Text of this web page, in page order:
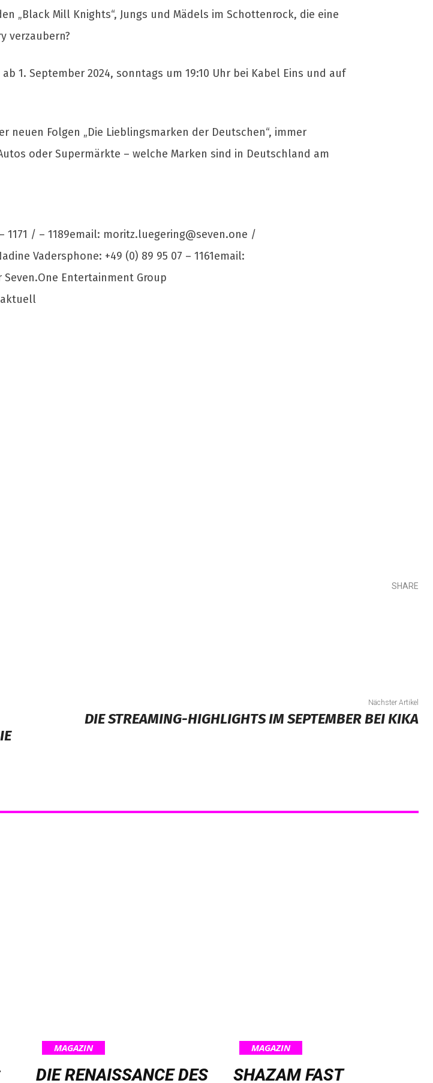
„Black Mill Knights“, Jungs und Mädels im Schottenrock, die eine
verzaubern?
1. September 2024, sonntags um 19:10 Uhr bei Kabel Eins und auf
Folgen „Die Lieblingsmarken der Deutschen“, immer
oder Supermärkte – welche Marken sind in Deutschland am
1171 / – 1189email: moritz.luegering@seven.one /
Vadersphone: +49 (0) 89 95 07 – 1161email:
Entertainment Group
SHARE
Nächster Artikel
DIE STREAMING-HIGHLIGHTS IM SEPTEMBER BEI KIKA
MAGAZIN
DIE RENAISSANCE DES
MAGAZIN
SHAZAM FAST